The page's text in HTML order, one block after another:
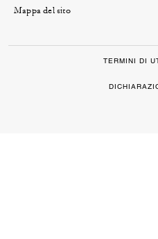
Mappa del sito
TERMINI DI